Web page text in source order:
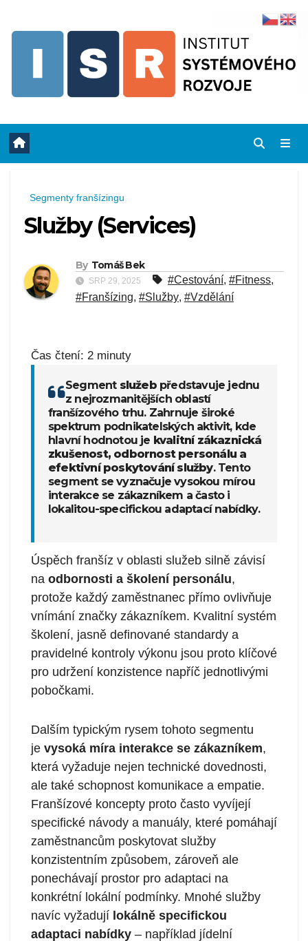
Segmenty franšízingu
Služby (Services)
By Tomáš Bek
SRP 29, 2025 #Cestování, #Fitness,
#Franšízing, #Služby, #Vzdělání
Čas čtení: 2 minuty
Segment služebpředstavuje jednu
z nejrozmanitějších oblastí
franšízového trhu. Zahrnuje široké
spektrum podnikatelských aktivit, kde
hlavní hodnotou je kvalitní zákaznická
zkušenost, odbornost personálu a
efektivní poskytování služby. Tento
segment se vyznačuje vysokou mírou
interakce se zákazníkem a často i
lokalitou-specifickou adaptací nabídky.
Úspěch franšíz v oblasti služeb silně závisí
na odbornosti a školení personálu,
protože každý zaměstnanec přímo ovlivňuje
vnímání značky zákazníkem. Kvalitní systém
školení, jasně definované standardy a
pravidelné kontroly výkonu jsou proto klíčové
pro udržení konzistence napříč jednotlivými
pobočkami.
Dalším typickým rysem tohoto segmentu
je vysoká míra interakce se zákazníkem,
která vyžaduje nejen technické dovednosti,
ale také schopnost komunikace a empatie.
Franšízové koncepty proto často vyvíjejí
specifické návody a manuály, které pomáhají
zaměstnancům poskytovat služby
konzistentním způsobem, zároveň ale
ponechávají prostor pro adaptaci na
konkrétní lokální podmínky. Mnohé služby
navíc vyžadují lokálně specifickou
adaptaci nabídky – například jídelní